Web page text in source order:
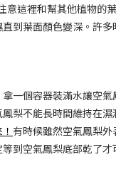
意這裡和幫其他植物的
到葉面顏色變深。許
一個容器裝滿水讓空
梨不能長時間維持在
有時候雖然空氣鳳梨
到空氣鳳梨底部乾了才